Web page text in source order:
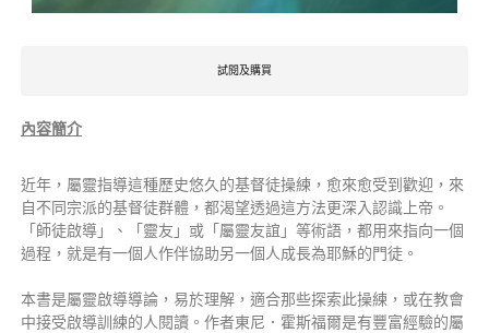
試閱及購買
內容簡介
近年，屬靈指導這種歷史悠久的基督徒操練，愈來愈受到歡迎，來
自不同宗派的基督徒群體，都渴望透過這方法更深入認識上帝。
「師徒啟導」、「靈友」或「屬靈友誼」等術語，都用來指向一個
過程，就是有一個人作伴協助另一個人成長為耶穌的門徒。
本書是屬靈啟導導論，易於理解，適合那些探索此操練，或在教會
中接受啟導訓練的人閱讀。作者東尼．霍斯福爾是有豐富經驗的屬